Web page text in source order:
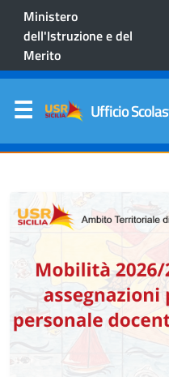
Ministero
dell'Istruzione e del
Merito
Ufficio